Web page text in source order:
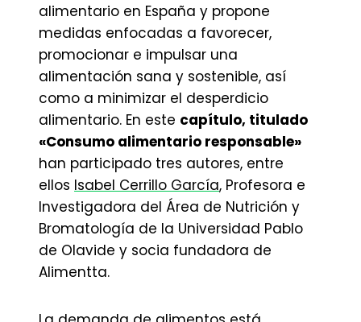
alimentario en España y propone
medidas enfocadas a favorecer,
promocionar e impulsar una
alimentación sana y sostenible, así
como a minimizar el desperdicio
alimentario. En este capítulo, titulado
«Consumo alimentario responsable»
han participado tres autores, entre
ellos Isabel Cerrillo García, Profesora e
Investigadora del Área de Nutrición y
Bromatología de la Universidad Pablo
de Olavide y socia fundadora de
Alimentta.